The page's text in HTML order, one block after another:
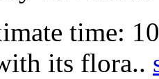
time:
its flora..